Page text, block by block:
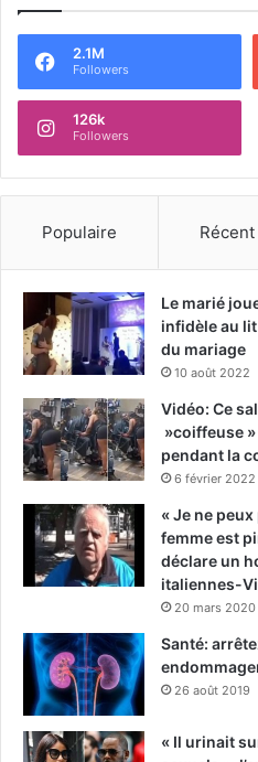
2.1M
Followers
126k
Followers
Populaire Récent
Le marié
infidèle au
du mariage
10 août 2022
Vidéo: Ce
»coiffeuse
pendant la
6 février 2022
« Je ne
femme est
déclare un
italiennes-
20 mars 2020
Santé:
26 août 2019
« Il urinait